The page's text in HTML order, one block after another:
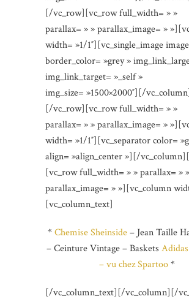
[/vc_row][vc_row full_width= » »
parallax= » » parallax_image= »
width= »1/1″][vc_single_image
border_color= »grey »
img_link_target= »_self »
img_size= »1500×2000″][/
[/vc_row][vc_row full_width= » »
parallax= » » parallax_image= »
width= »1/1″][vc_separator color=
align= »align_center »][/
[vc_row full_width= » » parallax= » »
parallax_image= » »][vc_column
[vc_column_text]
*Chemise Sheinside– Jean Taille
– Ceinture Vintage – Baskets
– vu chez Spartoo*
[/vc_column_text][/vc_column][/